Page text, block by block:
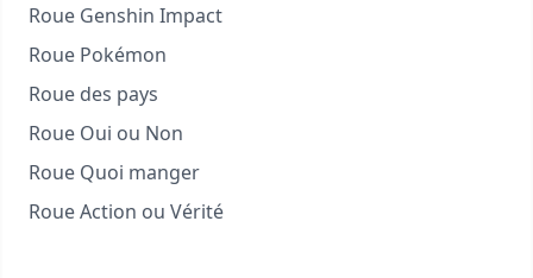
Roue Genshin Impact
Roue Pokémon
Roue des pays
Roue Oui ou Non
Roue Quoi manger
Roue Action ou Vérité